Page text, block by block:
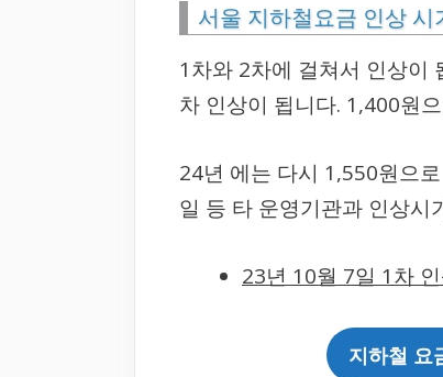
서울 지하철요금 인상 시
1차와 2차에 걸쳐서 인상이
차 인상이 됩니다. 1,400원
24년 에는 다시 1,550원으
일 등 타 운영기관과 인상시
23년 10월 7일 1차
지하철 요